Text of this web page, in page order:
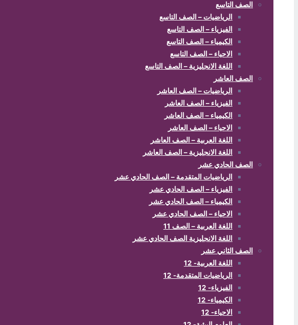
الصف التاسع
الرياضيات – الصف التاسع
الفيزياء – الصف التاسع
الكيمياء – الصف التاسع
الاحياء – الصف التاسع
اللغة الانجليزية – الصف التاسع
الصف العاشر
الرياضيات – الصف العاشر
الفيزياء – الصف العاشر
الكيمياء – الصف العاشر
الاحياء – الصف العاشر
اللغة العربية – الصف العاشر
اللغة الانجليزية – الصف العاشر
الصف الحادي عشر
الرياضيات المتقدمة – الصف الحادي عشر
الفيزياء – الصف الحادي عشر
الكيمياء – الصف الحادي عشر
الاحياء – الصف الحادي عشر
اللغة العربية – الصف 11
اللغة الانجليزية الصف الحادي عشر
الصف الثاني عشر
اللغة العربية- 12
الرياضيات المتقدمة- 12
الفيزياء- 12
الكيمياء- 12
الاحياء- 12